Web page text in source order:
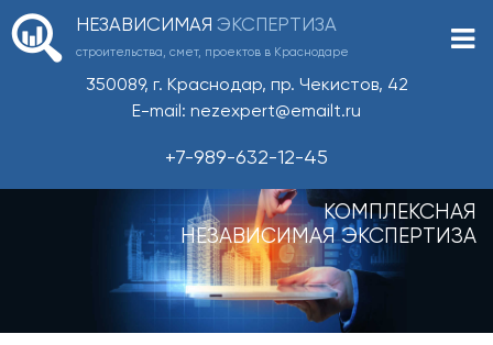
НЕЗАВИСИМАЯ ЭКСПЕРТИЗА
строительства, смет, проектов в Краснодаре
350089, г. Краснодар, пр. Чекистов, 42
E-mail: nezexpert@emailt.ru
+7-989-632-12-45
КОМПЛЕКСНАЯ
НЕЗАВИСИМАЯ ЭКСПЕРТИЗА